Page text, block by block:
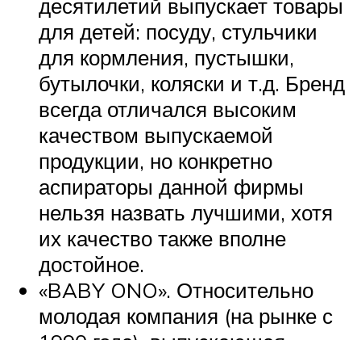
десятилетий выпускает товары
для детей: посуду, стульчики
для кормления, пустышки,
бутылочки, коляски и т.д. Бренд
всегда отличался высоким
качеством выпускаемой
продукции, но конкретно
аспираторы данной фирмы
нельзя назвать лучшими, хотя
их качество также вполне
достойное.
«BABY ONO». Относительно
молодая компания (на рынке с